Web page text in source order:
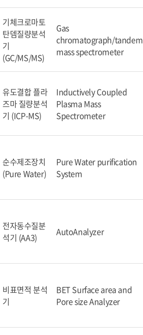
기체크로마토
탄뎀질량분석
기
(GC/MS/MS)
Gas
chromatograph/tandem
mass spectrometer
유도결합 플라
즈마 질량분석
기 (ICP-MS)
Inductively Coupled
Plasma Mass
Spectrometer
순수제조장치
(Pure Water)
Pure Water purification
System
전자동수질분
석기 (AA3)
AutoAnalyzer
비표면적 분석
기
BET Surface area and
Pore size Analyzer